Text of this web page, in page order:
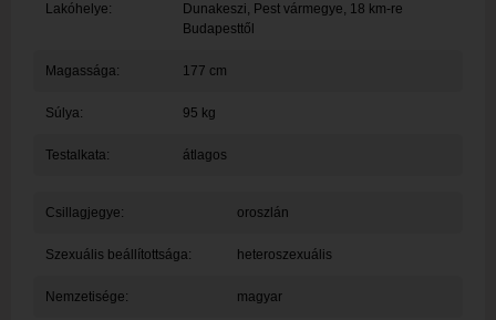
Lakóhelye: Dunakeszi, Pest vármegye, 18 km-re
Budapesttől
Magassága: 177 cm
Súlya: 95 kg
Testalkata: átlagos
Csillagjegye: oroszlán
Szexuális beállítottsága: heteroszexuális
Nemzetisége: magyar